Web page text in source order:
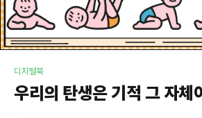
디지털북
우리의 탄생은 기적 그 자